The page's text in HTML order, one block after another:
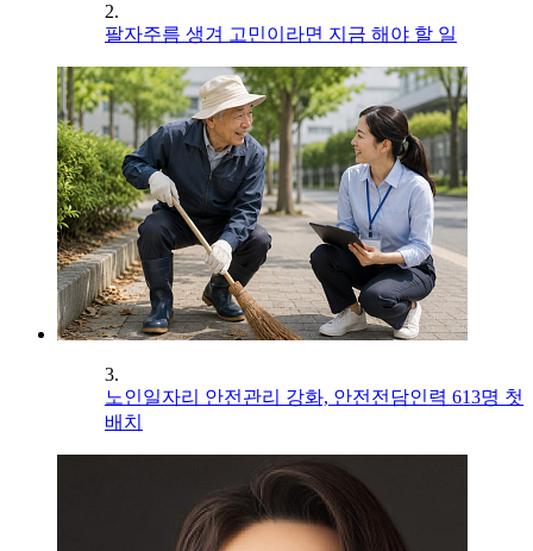
2.
팔자주름 생겨 고민이라면 지금 해야 할 일
3.
노인일자리 안전관리 강화, 안전전담인력 613명 첫
배치